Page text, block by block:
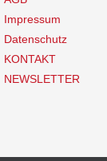
Impressum
Datenschutz
KONTAKT
NEWSLETTER